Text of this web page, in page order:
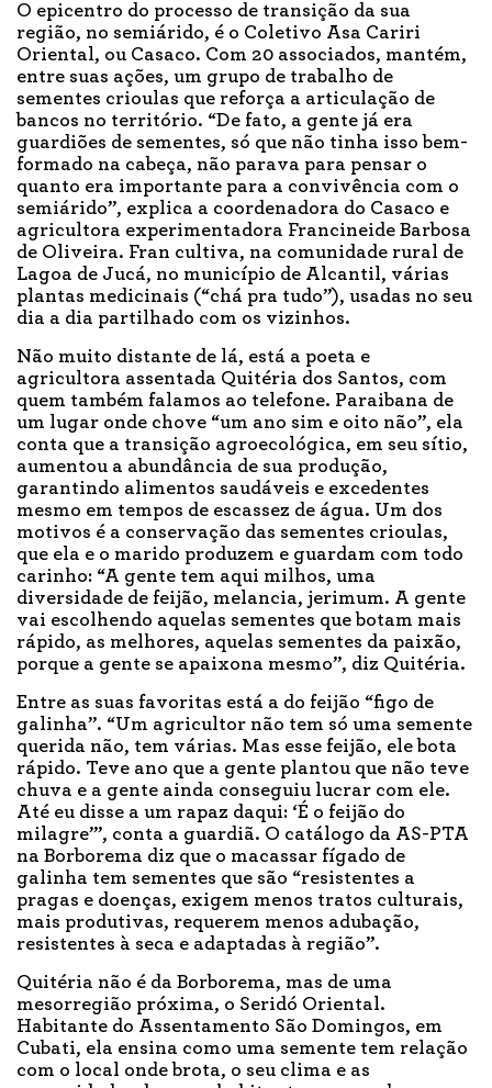
O epicentro do processo de transição da sua
região, no semiárido, é o Coletivo Asa Cariri
Oriental, ou Casaco. Com 20 associados, mantém,
entre suas ações, um grupo de trabalho de
sementes crioulas que reforça a articulação de
bancos no território. “De fato, a gente já era
guardiões de sementes, só que não tinha isso bem-
formado na cabeça, não parava para pensar o
quanto era importante para a convivência com o
semiárido”, explica a coordenadora do Casaco e
agricultora experimentadora Francineide Barbosa
de Oliveira. Fran cultiva, na comunidade rural de
Lagoa de Jucá, no município de Alcantil, várias
plantas medicinais (“chá pra tudo”), usadas no seu
dia a dia partilhado com os vizinhos.
Não muito distante de lá, está a poeta e
agricultora assentada Quitéria dos Santos, com
quem também falamos ao telefone. Paraibana de
um lugar onde chove “um ano sim e oito não”, ela
conta que a transição agroecológica, em seu sítio,
aumentou a abundância de sua produção,
garantindo alimentos saudáveis e excedentes
mesmo em tempos de escassez de água. Um dos
motivos é a conservação das sementes crioulas,
que ela e o marido produzem e guardam com todo
carinho: “A gente tem aqui milhos, uma
diversidade de feijão, melancia, jerimum. A gente
vai escolhendo aquelas sementes que botam mais
rápido, as melhores, aquelas sementes da paixão,
porque a gente se apaixona mesmo”, diz Quitéria.
Entre as suas favoritas está a do feijão “figo de
galinha”. “Um agricultor não tem só uma semente
querida não, tem várias. Mas esse feijão, ele bota
rápido. Teve ano que a gente plantou que não teve
chuva e a gente ainda conseguiu lucrar com ele.
Até eu disse a um rapaz daqui: ‘É o feijão do
milagre’”, conta a guardiã. O catálogo da AS-PTA
na Borborema diz que o macassar fígado de
galinha tem sementes que são “resistentes a
pragas e doenças, exigem menos tratos culturais,
mais produtivas, requerem menos adubação,
resistentes à seca e adaptadas à região”.
Quitéria não é da Borborema, mas de uma
mesorregião próxima, o Seridó Oriental.
Habitante do Assentamento São Domingos, em
Cubati, ela ensina como uma semente tem relação
com o local onde brota, o seu clima e as